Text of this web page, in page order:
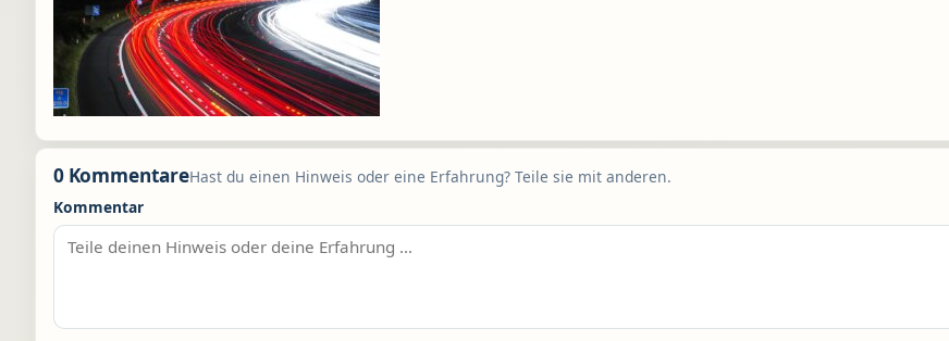
0 KommentareHast du einen Hinweis oder eine Erfahrung? Teile sie mit anderen.
Kommentar